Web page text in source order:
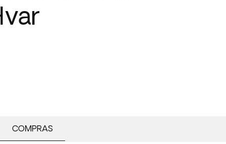
COMPRAS